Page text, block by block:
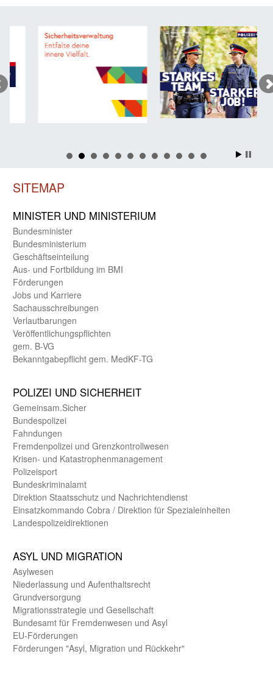
SITEMAP
MINISTER UND MINIST­ERIUM
Bundes­minister
Bundes­ministerium
Geschäfts­einteilung
Aus- und Fortbildung im BMI
Förderungen
Jobs und Karriere
Sachaus­schreibungen
Verlautbarungen
Veröffentlichungspflichten
gem. B-VG
Bekanntgabepflicht gem. MedKF-TG
POLIZEI UND SICHER­HEIT
Gemein­sam.Sicher
Bundes­polizei
Fahndungen
Fremdenpolizei und Grenzkontrollwesen
Krisen- und Katastrophen­management
Polizeisport
Bundes­kriminal­amt
Direktion Staats­schutz und Nach­richten­dienst
Einsatz­kommando Cobra / Direktion für Spezialeinheiten
Landes­polizei­direk­tionen
ASYL UND MIGRA­TION
Asyl­wesen
Nieder­lassung und Aufent­halts­recht
Grund­versorgung
Migrations­strategie und Gesell­schaft
Bundes­amt für Fremden­wesen und Asyl
EU-Förde­rungen
Förderungen "Asyl, Migration und Rückkehr"